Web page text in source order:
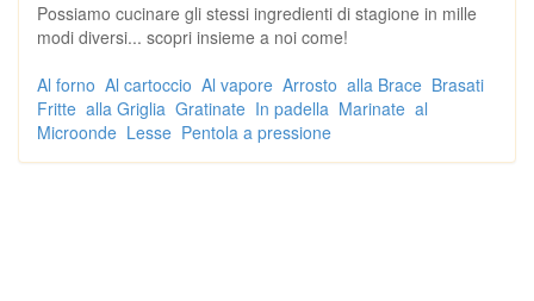
Possiamo cucinare gli stessi ingredienti di stagione in mille
modi diversi... scopri insieme a noi come!
Al forno Al cartoccio Al vapore Arrosto alla Brace Brasati
Fritte alla Griglia Gratinate In padella Marinate al
Microonde Lesse Pentola a pressione